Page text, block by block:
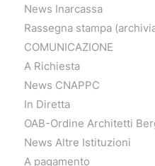
News Inarcassa
Rassegna stampa
COMUNICAZIONE
A Richiesta
News CNAPPC
In Diretta
OAB-Ordine Architetti
News Altre Istituzioni
A pagamento